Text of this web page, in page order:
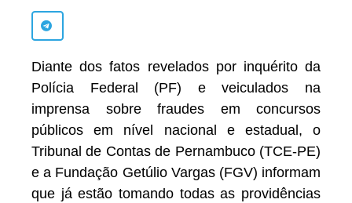
Diante dos fatos revelados por inquérito da
Polícia Federal (PF) e veiculados na
imprensa sobre fraudes em concursos
públicos em nível nacional e estadual, o
Tribunal de Contas de Pernambuco (TCE-PE)
e a Fundação Getúlio Vargas (FGV) informam
que já estão tomando todas as providências